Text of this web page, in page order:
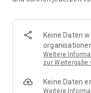
🚀 DEINE VORTEILE IM
* Nie wieder doppelte
* Kein Chaos mehr
* Bessere Abstimmung
* Perfekt für die
Keine Daten
Weitere
zur Weitergabe
Keine Daten
Weitere